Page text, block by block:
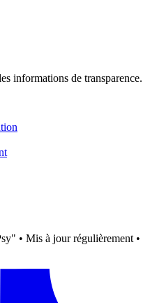
informations de transparence.
• Mis à jour régulièrement •